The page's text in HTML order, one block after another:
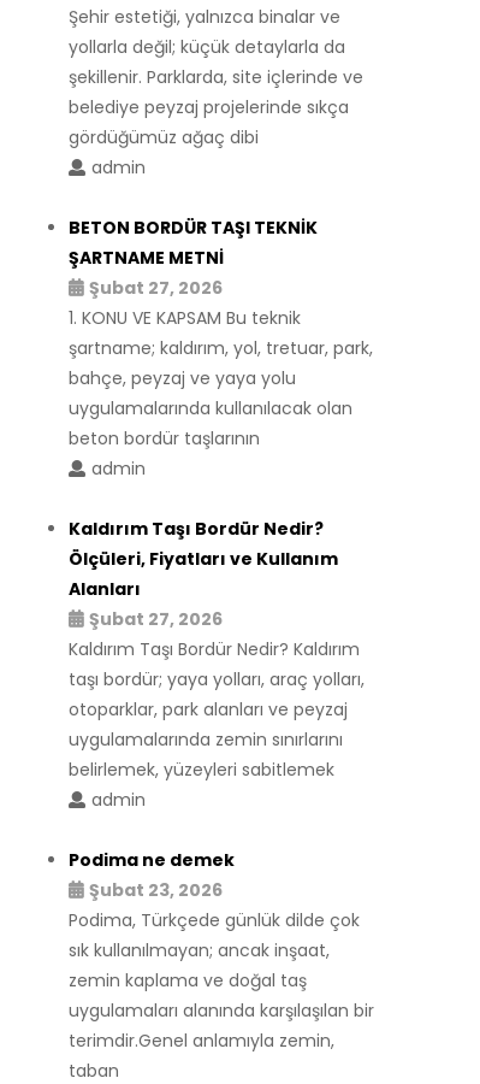
Şehir estetiği, yalnızca binalar ve
yollarla değil; küçük detaylarla da
şekillenir. Parklarda, site içlerinde ve
belediye peyzaj projelerinde sıkça
gördüğümüz ağaç dibi
admin
BETON BORDÜR TAŞI TEKNİK
ŞARTNAME METNİ
Şubat 27, 2026
1. KONU VE KAPSAM Bu teknik
şartname; kaldırım, yol, tretuar, park,
bahçe, peyzaj ve yaya yolu
uygulamalarında kullanılacak olan
beton bordür taşlarının
admin
Kaldırım Taşı Bordür Nedir?
Ölçüleri, Fiyatları ve Kullanım
Alanları
Şubat 27, 2026
Kaldırım Taşı Bordür Nedir? Kaldırım
taşı bordür; yaya yolları, araç yolları,
otoparklar, park alanları ve peyzaj
uygulamalarında zemin sınırlarını
belirlemek, yüzeyleri sabitlemek
admin
Podima ne demek
Şubat 23, 2026
Podima, Türkçede günlük dilde çok
sık kullanılmayan; ancak inşaat,
zemin kaplama ve doğal taş
uygulamaları alanında karşılaşılan bir
terimdir.Genel anlamıyla zemin,
taban